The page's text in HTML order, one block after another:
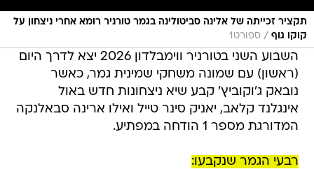
תקציר זכייתה של אלינה סביטולינה בגמר טורניר רומא אחרי ניצחון על
קוקו גוף / ספורט1
השבוע השני בטורניר ווימבלדון 2026 יצא לדרך היום
(ראשון) עם שמונה משחקי שמינית גמר, כאשר
נובאק ג'וקוביץ' קבע שיא ניצחונות חדש באול
אינגלנד קלאב, יאניק סינר טייל ואילו ארינה סבאלנקה
המדורגת מספר 1 הודחה במפתיע.
רבעי הגמר שנקבעו: